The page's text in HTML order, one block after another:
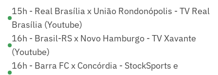
15h - Real Brasília x União Rondonópolis - TV Real
Brasília (Youtube)
16h - Brasil-RS x Novo Hamburgo - TV Xavante
(Youtube)
16h - Barra FC x Concórdia - StockSports e